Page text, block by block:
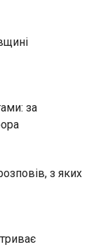
за
з яких